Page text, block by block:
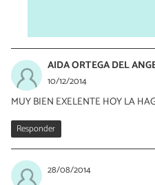
AIDA ORTEGA DEL
10/12/2014
MUY BIEN EXELENTE HOY LA
Responder
28/08/2014